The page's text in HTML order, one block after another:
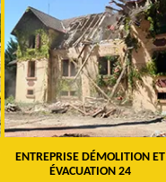
ENTREPRISE DÉMOLITION ET
ÉVACUATION 24